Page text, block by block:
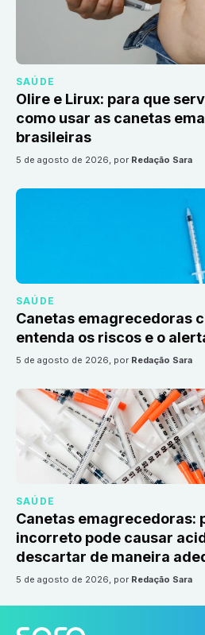
SAÚDE
Olire e Lirux: para que
como usar as canetas
brasileiras
5 de agosto de 2026, por Redação Sara
SAÚDE
Canetas emagrecedoras
entenda os riscos e o
5 de agosto de 2026, por Redação Sara
SAÚDE
Canetas emagrecedoras:
incorreto pode causar
descartar de maneira
5 de agosto de 2026, por Redação Sara